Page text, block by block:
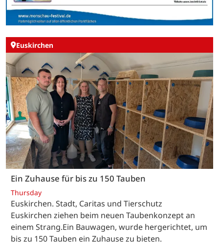
Euskirchen
Ein Zuhause für bis zu 150 Tauben
Thursday
Euskirchen. Stadt, Caritas und Tierschutz
Euskirchen ziehen beim neuen Taubenkonzept an
einem Strang.Ein Bauwagen, wurde hergerichtet, um
bis zu 150 Tauben ein Zuhause zu bieten.